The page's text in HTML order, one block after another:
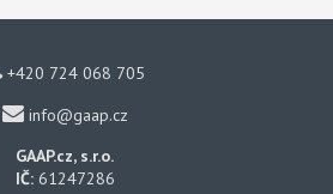
+420 724 068 705
info@gaap.cz
GAAP.cz, s.r.o.
IČ: 61247286